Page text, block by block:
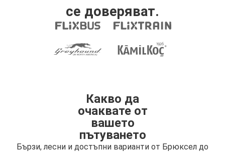
се доверяват.
Какво да
очаквате от
вашето
пътуването
Бързи, лесни и достъпни варианти от Брюксел до